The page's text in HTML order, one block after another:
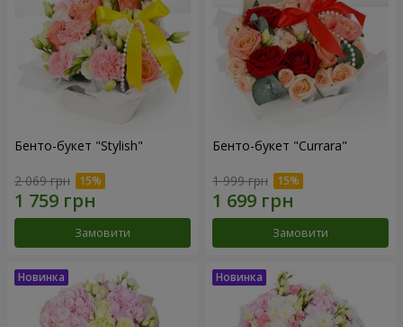
Бенто-букет "Stylish"
2 069 грн
Замовити
Бенто-букет "Currara"
1 999 грн
Замовити